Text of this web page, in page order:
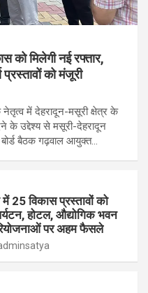
को मिलेगी नई रफ्तार,
को मंजूरी
में देहरादून-मसूरी क्षेत्र के
के उद्देश्य से मसूरी-देहरादून
बैठक गढ़वाल आयुक्त…
में 25 विकास प्रस्तावों को
होटल, औद्योगिक भवन
पर अहम फैसले